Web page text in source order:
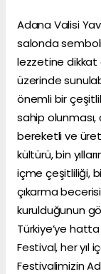
Adana Valisi
salonda
lezzetine dikkat
üzerinde
önemli bir
sahip
bereketli ve
kültürü, bin
içme çeşitliliği,
çıkarma
kurulduğunun
Türkiye’ye
Festival, her yıl
Festivalimizin